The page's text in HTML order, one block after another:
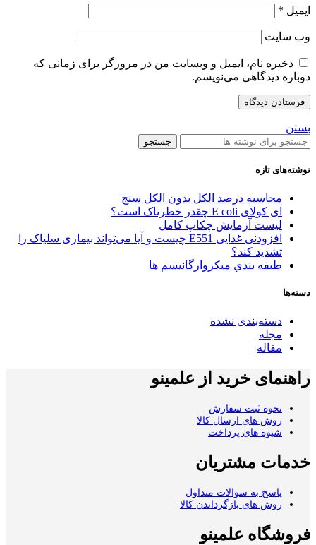
ایمیل *
وب‌ سایت
ذخیره نام، ایمیل و وبسایت من در مرورگر برای زمانی که
دوباره دیدگاهی می‌نویسم.
بستن
جستجو
نوشته‌های تازه
محاسبه درصد الکل بدون الکل سنج
ای کولای E coli چقدر خطرناک است؟
لیست آزمایش چکاپ کامل
افزودنی غذایی E551 چیست و آیا می‌تواند بیماری سلیاک را
تشدید کند؟
طبقه بندي میکروارگانیسم ها
دسته‌ها
دسته‌بندی نشده
مجله
مقاله
راهنمای خرید از علمینو
نحوه ثبت سفارش
روش های ارسال کالا
شیوه های پرداخت
خدمات مشتریان
پاسخ به سوالات متداول
روش های بازگرداندن کالا
فروشگاه علمینو